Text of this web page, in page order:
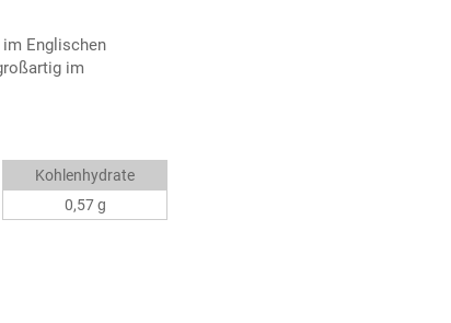
Englischen
im
Kohlenhydrate
0,57 g